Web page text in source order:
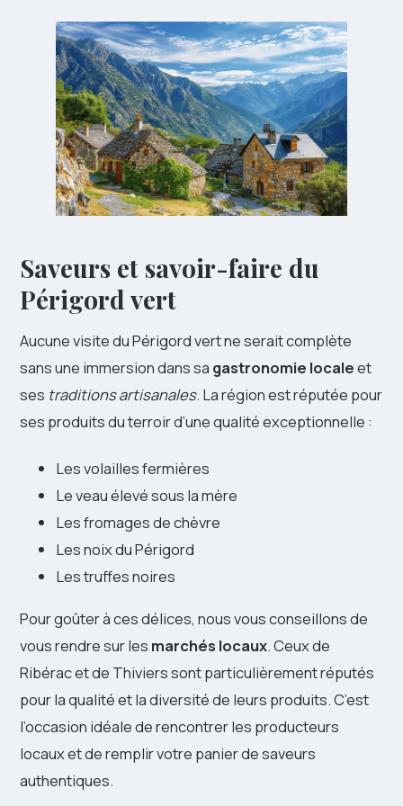
Saveurs et savoir-faire du
Périgord vert
Aucune visite du Périgord vert ne serait complète
sans une immersion dans sa gastronomie localeet
ses traditions artisanales. La région est réputée pour
ses produits du terroir d’une qualité exceptionnelle :
Les volailles fermières
Le veau élevé sous la mère
Les fromages de chèvre
Les noix du Périgord
Les truffes noires
Pour goûter à ces délices, nous vous conseillons de
vous rendre sur les marchés locaux. Ceux de
Ribérac et de Thiviers sont particulièrement réputés
pour la qualité et la diversité de leurs produits. C’est
l’occasion idéale de rencontrer les producteurs
locaux et de remplir votre panier de saveurs
authentiques.